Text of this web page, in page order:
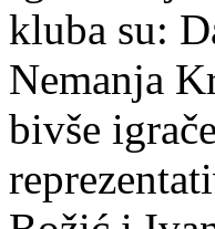
kluba su:
Nemanja
bivše